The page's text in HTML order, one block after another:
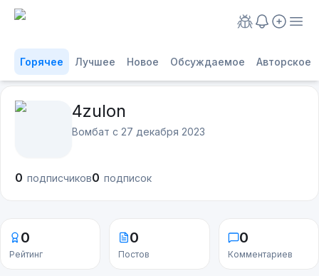
Горячее Лучшее Новое Обсуждаемое Авторское
4zulon
Вомбат с 27 декабря 2023
0 подписчиков0 подписок
0
Рейтинг
0
Постов
0
Комментариев